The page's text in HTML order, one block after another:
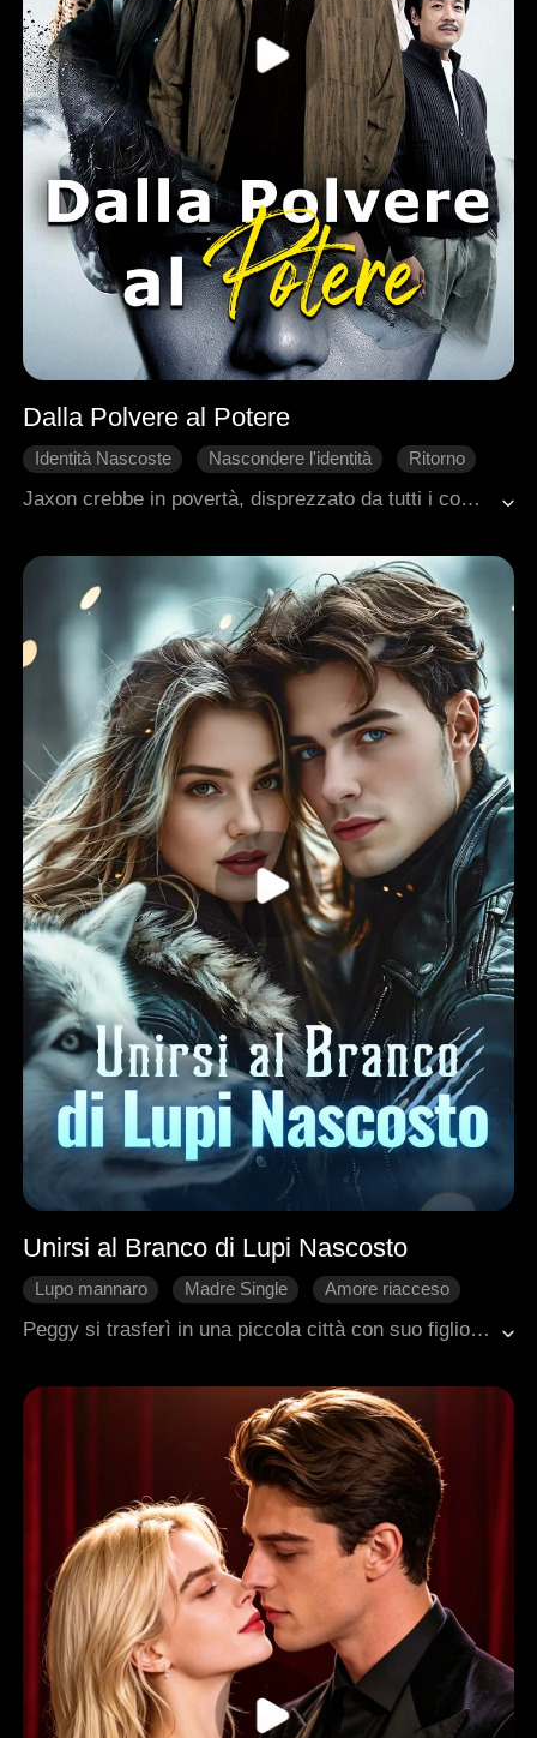
Dalla Polvere al Potere
Identità Nascoste Nascondere l'identità
Ritorno
Amore d'Epoca
Jaxon crebbe in povertà, disprezzato da tutti i compagni di classe. Ma alla fine riuscì a emergere, fondando una fabbrica di abbigliamento che divenne l'impresa leader della contea. Divenne il più grande tra i suoi coetanei e conquistò l'affetto della sua ragazza dei sogni, Ella. Ma il suo cammino verso il successo era solo all'inizio.
Unirsi al Branco di Lupi Nascosto
Lupo mannaro Madre Single
Amore riacceso
1VN Fantasy occidentale
Peggy si trasferì in una piccola città con suo figlio di sei anni Jaxon dopo il divorzio. Sperava di ricominciare da capo, ma presto le cose si complicarono per Jaxon, che aveva una forza eccezionale e iniziò a comportarsi stranamente. Incontrò anche Callen, che era identico al suo vecchio amore Ryder, e scoprì che i due erano in realtà lupi mannari. Il loro branco si nascondeva nella foresta vicina, e Jaxon sembrava essere un successore. Cacciatori e il suo ex marito Greg perseguitavano la coppia madre-figlio, costringendoli a unirsi al branco.